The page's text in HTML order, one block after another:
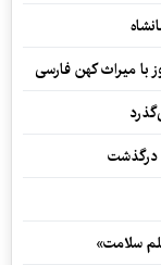
میراث کهن فارسی
درگذشت